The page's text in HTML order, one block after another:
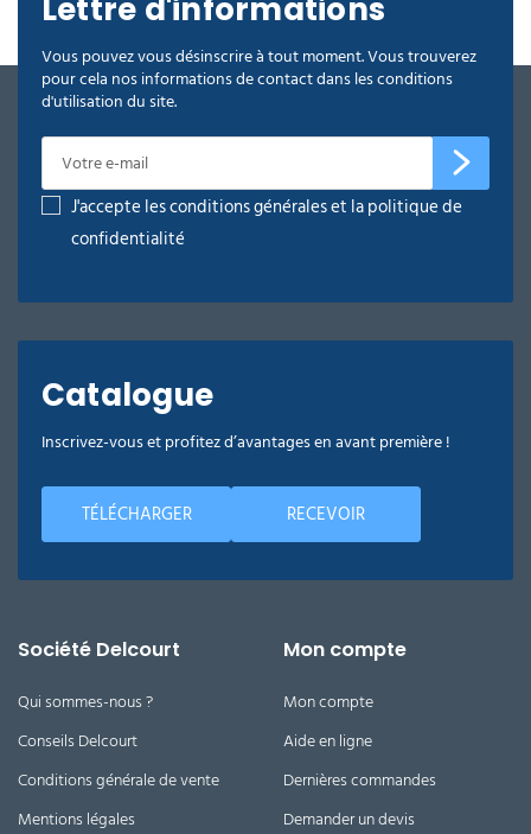
Lettre d'informations
Vous pouvez vous désinscrire à tout moment. Vous trouverez
pour cela nos informations de contact dans les conditions
d'utilisation du site.
J'accepte les conditions générales et la politique de
confidentialité
Catalogue
Inscrivez-vous et profitez d’avantages en avant première !
TÉLÉCHARGER RECEVOIR
Société Delcourt
Qui sommes-nous ?
Conseils Delcourt
Conditions générale de vente
Mentions légales
Mon compte
Mon compte
Aide en ligne
Dernières commandes
Demander un devis